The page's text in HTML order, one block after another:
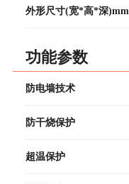
外形尺寸(宽*高*深)mm
功能参数
防电墙技术
防干烧保护
超温保护